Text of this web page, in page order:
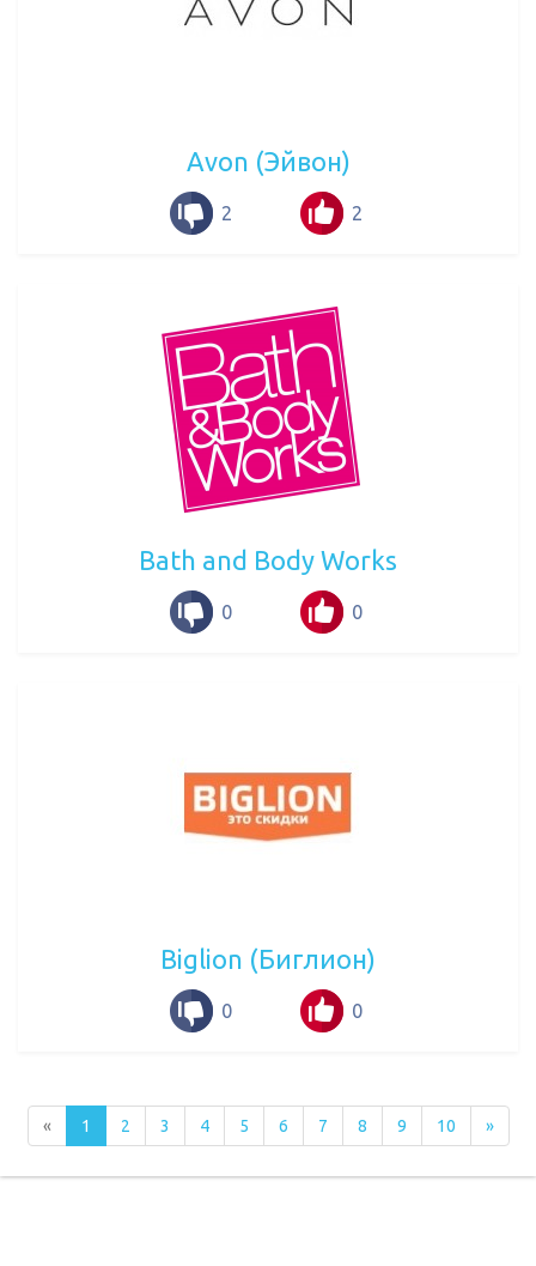
Avon (Эйвон)
2 2
Bath and Body Works
0 0
Biglion (Биглион)
0 0
« 1 2 3 4 5 6 7 8 9 10 »